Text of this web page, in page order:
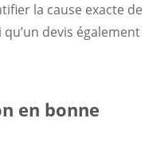
la cause exacte de
devis également
en bonne